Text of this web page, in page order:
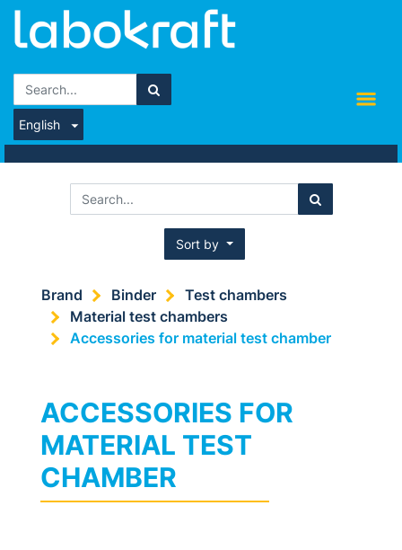
English
Sort by
Brand Binder
Test chambers
Material test chambers
Accessories for material test chamber
ACCESSORIES FOR
MATERIAL TEST
CHAMBER